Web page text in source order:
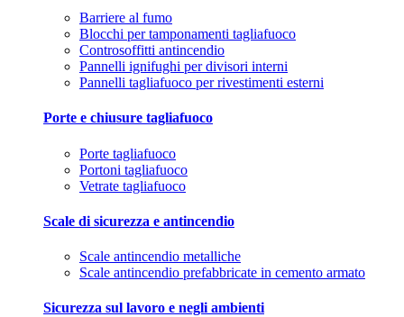
Barriere al fumo
Blocchi per tamponamenti tagliafuoco
Controsoffitti antincendio
Pannelli ignifughi per divisori interni
Pannelli tagliafuoco per rivestimenti esterni
Porte e chiusure tagliafuoco
Porte tagliafuoco
Portoni tagliafuoco
Vetrate tagliafuoco
Scale di sicurezza e antincendio
Scale antincendio metalliche
Scale antincendio prefabbricate in cemento armato
Sicurezza sul lavoro e negli ambienti